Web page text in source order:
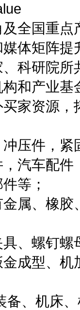
全国重
体矩阵
科研院
和产业
家资源，
压件，
汽车配
等；
属、橡
、螺钉
成型、
备、机床